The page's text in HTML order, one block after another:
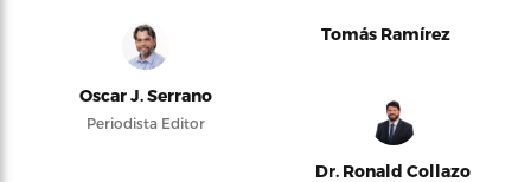
Oscar J. Serrano
Periodista Editor
Tomás Ramírez
Dr. Ronald Collazo